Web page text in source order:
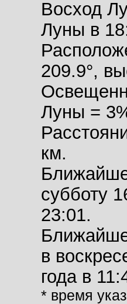
Восход
Луны в
209.9°,
Луны =
км.
субботу
23:01.
в
года в
* время